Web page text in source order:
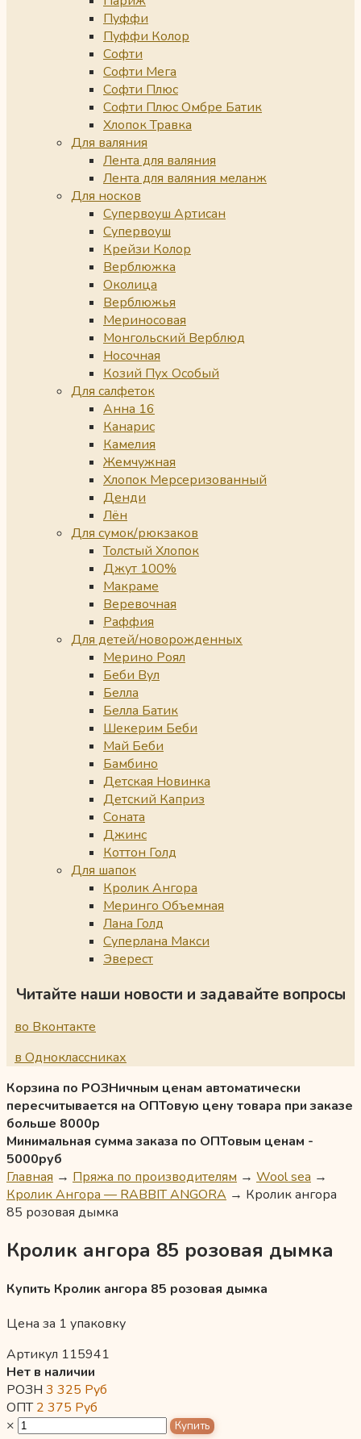
Пуффи
Пуффи Колор
Софти
Софти Мега
Софти Плюс
Софти Плюс Омбре Батик
Хлопок Травка
Для валяния
Лента для валяния
Лента для валяния меланж
Для носков
Супервоуш Артисан
Супервоуш
Крейзи Колор
Верблюжка
Околица
Верблюжья
Мериносовая
Монгольский Верблюд
Носочная
Козий Пух Особый
Для салфеток
Анна 16
Канарис
Камелия
Жемчужная
Хлопок Мерсеризованный
Денди
Лён
Для сумок/рюкзаков
Толстый Хлопок
Джут 100%
Макраме
Веревочная
Раффия
Для детей/новорожденных
Мерино Роял
Беби Вул
Белла
Белла Батик
Шекерим Беби
Май Беби
Бамбино
Детская Новинка
Детский Каприз
Соната
Джинс
Коттон Голд
Для шапок
Кролик Ангора
Меринго Объемная
Лана Голд
Суперлана Макси
Эверест
Читайте наши новости и задавайте вопросы
во Вконтакте
в Одноклассниках
Корзина по РОЗНичным ценам автоматически
пересчитывается на ОПТовую цену товара при заказе
больше 8000р
Минимальная сумма заказа по ОПТовым ценам -
5000руб
Главная → Пряжа по производителям → Wool sea →
Кролик Ангора — RABBIT ANGORA → Кролик ангора
85 розовая дымка
Кролик ангора 85 розовая дымка
Купить Кролик ангора 85 розовая дымка
Цена за 1 упаковку
Артикул 115941
Нет в наличии
РОЗН 3 325 Руб
ОПТ2 375 Руб
×